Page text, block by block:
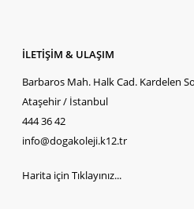
İLETİŞİM & ULAŞIM
Barbaros Mah. Halk Cad. Kardelen
Ataşehir / İstanbul
444 36 42
info@dogakoleji.k12.tr
Harita için Tıklayınız...